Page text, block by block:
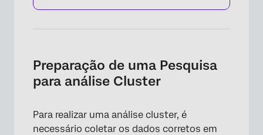
Preparação de uma Pesquisa
para análise Cluster
Para realizar uma análise cluster, é
necessário coletar os dados corretos em